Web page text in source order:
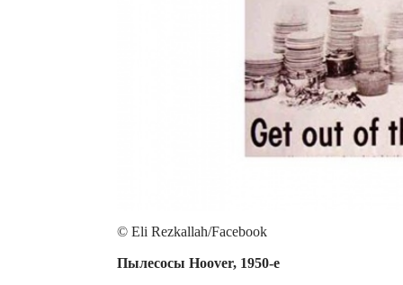
© Eli Rezkallah/Facebook
Пылесосы Hoover, 1950-е